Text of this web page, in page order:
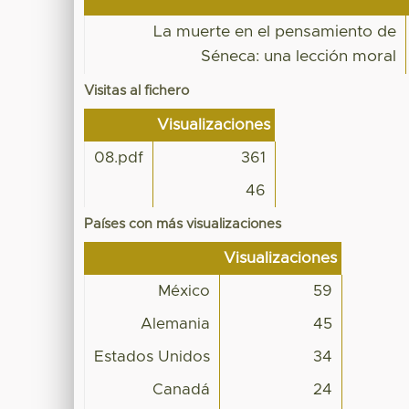
La muerte en el pensamiento de
Séneca: una lección moral
Visitas al fichero
Visualizaciones
08.pdf 361
46
Países con más visualizaciones
Visualizaciones
México 59
Alemania 45
Estados Unidos 34
Canadá 24